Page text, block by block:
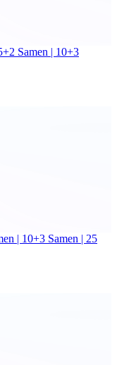
Samen | 10+3
| 10+3 Samen | 25